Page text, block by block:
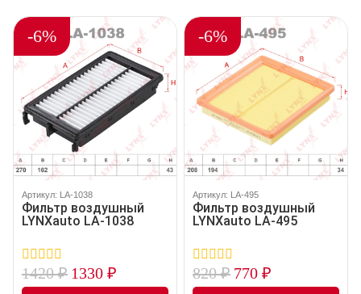
-6%
Артикул: LA-1038
Фильтр воздушный
LYNXauto LA-1038
0
out
1420₽ 1330 ₽
-6%
Артикул: LA-495
Фильтр воздушный
LYNXauto LA-495
0
out
820₽ 770 ₽